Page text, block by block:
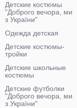
Детские костюмы
"Доброго вечора, ми
з України"
Одежда детская
Детские костюмы-
тройки
Детские школьные
костюмы
Детские футболки
"Доброго вечора, ми
з України"